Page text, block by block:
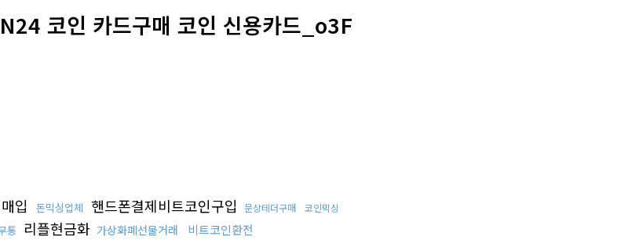
코인 카드구매 코인 신용카드_o3F
입 돈믹싱업체 핸드폰결제비트코인구입 문상테더구매 코인믹싱
통 리플현금화 가상화폐선물거래
비트코인환전